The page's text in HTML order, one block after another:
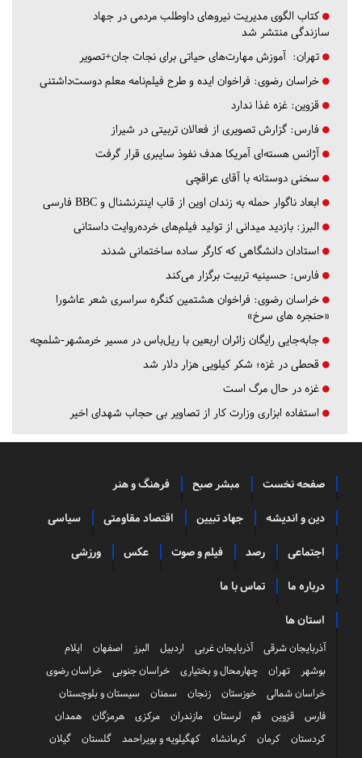
کتاب الگوی مدیریت نیروهای داوطلب مردمی در جهاد
سازندگی منتشر شد
تهران: آموزش مهارت‌های حیاتی برای نجات جان+تصویر
خراسان رضوی: فراخوان ایده و طرح فیلم‌نامه معلم دوست‌داشتنی
قزوین: غزه غذا ندارد
فارس: گزارش تصویری از فعالان تربیتی در شیراز
آژانس هسته‌ای آمریکا هدف نفوذ سایبری قرار گرفت
سخنی دوستانه با آقای عراقچی
ابعاد ناگوار حمله به زندان اوین از قاب اینترنشنال و BBC فارسی
البرز: بازدید میدانی از تولید فیلم‌های خرده‌روایت داستانی
استادان دانشگاهی که کارگر ساده ساختمانی شدند
فارس: حسینیه تربیت برگزار می‌کند
خراسان رضوی: فراخوان هشتمین کنگره سراسری شعر عاشورا
«حنجره های سرخ»
جابه‌جایی رایگان زائران اربعین با ریل‌باس در مسیر خرمشهر-شلمچه
قحطی در غزه؛ شکر کیلویی هزار دلار شد
غزه در حال مرگ است
استفاده ابزاری وزارت کار از تصاویر بی حجاب شهدای اخیر
صفحه نخست مبشر صبح فرهنگ و هنر
دین و اندیشه جهاد تبیین اقتصاد مقاومتی سیاسی
اجتماعی رصد فیلم و صوت عکس ورزشی
درباره ما تماس با ما
استان ها
آذربایجان شرقی آذربایجان غربی اردبیل البرز اصفهان
ایلام
بوشهر
تهران چهارمحال و بختیاری خراسان جنوبی
خراسان رضوی
خراسان شمالی
خوزستان زنجان سمنان
سیستان و بلوچستان
فارس
قزوین قم لرستان مازندران مرکزی هرمزگان
همدان
کردستان
کرمان کرمانشاه کهگیلویه و بویراحمد گلستان
گیلان